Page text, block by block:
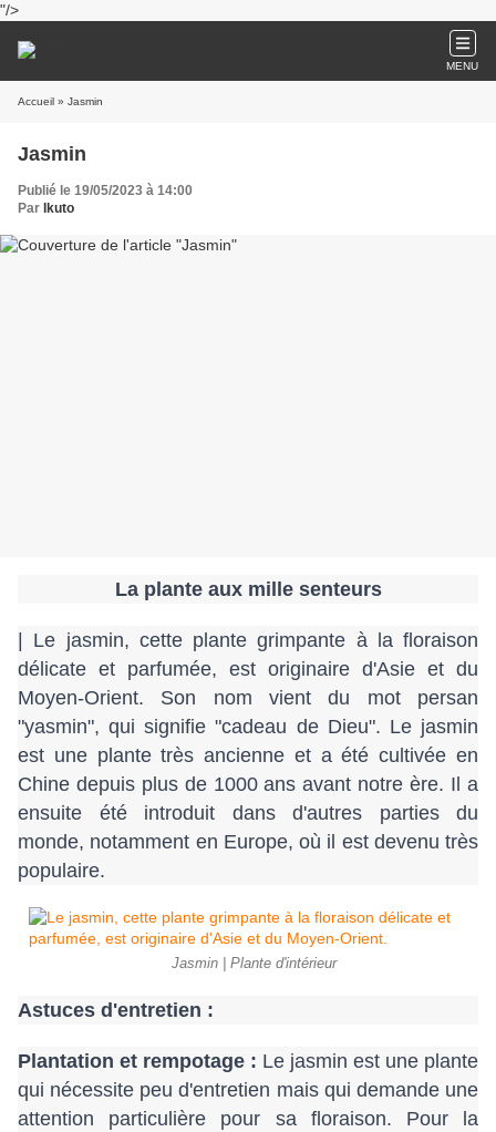
"/>
MENU
Accueil » Jasmin
Jasmin
Publié le 19/05/2023 à 14:00
Par Ikuto
La plante aux mille senteurs
| Le jasmin, cette plante grimpante à la floraison
délicate et parfumée, est originaire d'Asie et du
Moyen-Orient. Son nom vient du mot persan
"yasmin", qui signifie "cadeau de Dieu". Le jasmin
est une plante très ancienne et a été cultivée en
Chine depuis plus de 1000 ans avant notre ère. Il a
ensuite été introduit dans d'autres parties du
monde, notamment en Europe, où il est devenu très
populaire.
Jasmin | Plante d'intérieur
Astuces d'entretien :
Plantation et rempotage : Le jasmin est une plante
qui nécessite peu d'entretien mais qui demande une
attention particulière pour sa floraison. Pour la